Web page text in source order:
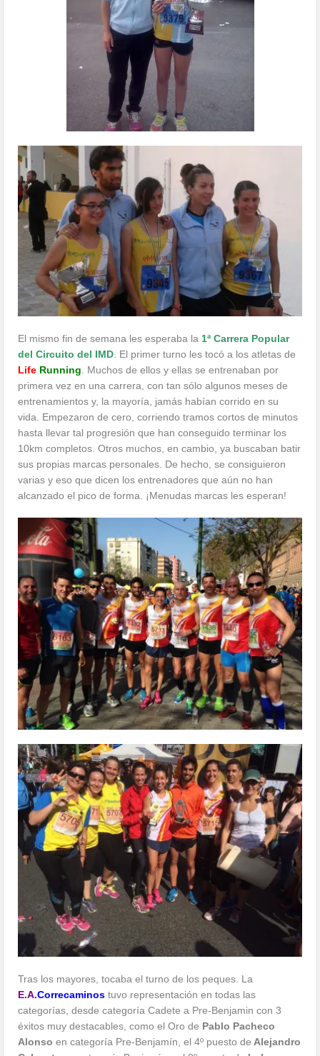
del Circuito del IMD. El primer turno les tocó a los atletas de
Life Running. Muchos de ellos y ellas se entrenaban por
primera vez en una carrera, con tan sólo algunos meses de
entrenamientos y, la mayoría, jamás habían corrido en su
vida. Empezaron de cero, corriendo tramos cortos de minutos
hasta llevar tal progresión que han conseguido terminar los
10km completos. Otros muchos, en cambio, ya buscaban batir
sus propias marcas personales. De hecho, se consiguieron
varias y eso que dicen los entrenadores que aún no han
alcanzado el pico de forma. ¡Menudas marcas les esperan!
E.A.Correcaminostuvo representación en todas las
categorías, desde categoría Cadete a Pre-Benjamin con 3
éxitos muy destacables, como el Oro dePablo Pacheco
Alonsoen categoría Pre-Benjamín, el 4º puesto deAlejandro
Calventeen categoría Benjamín y el 8º puesto deLola